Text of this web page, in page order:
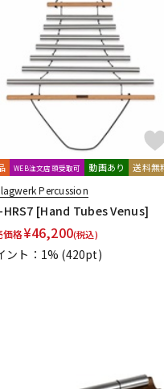
DTM
ヴィンテージ
WEB注文店頭受取可 動画あり 送料無
Percussion
HRS7 [Hand Tubes Venus]
価格¥46,200(税込)
ント：1% (420pt)